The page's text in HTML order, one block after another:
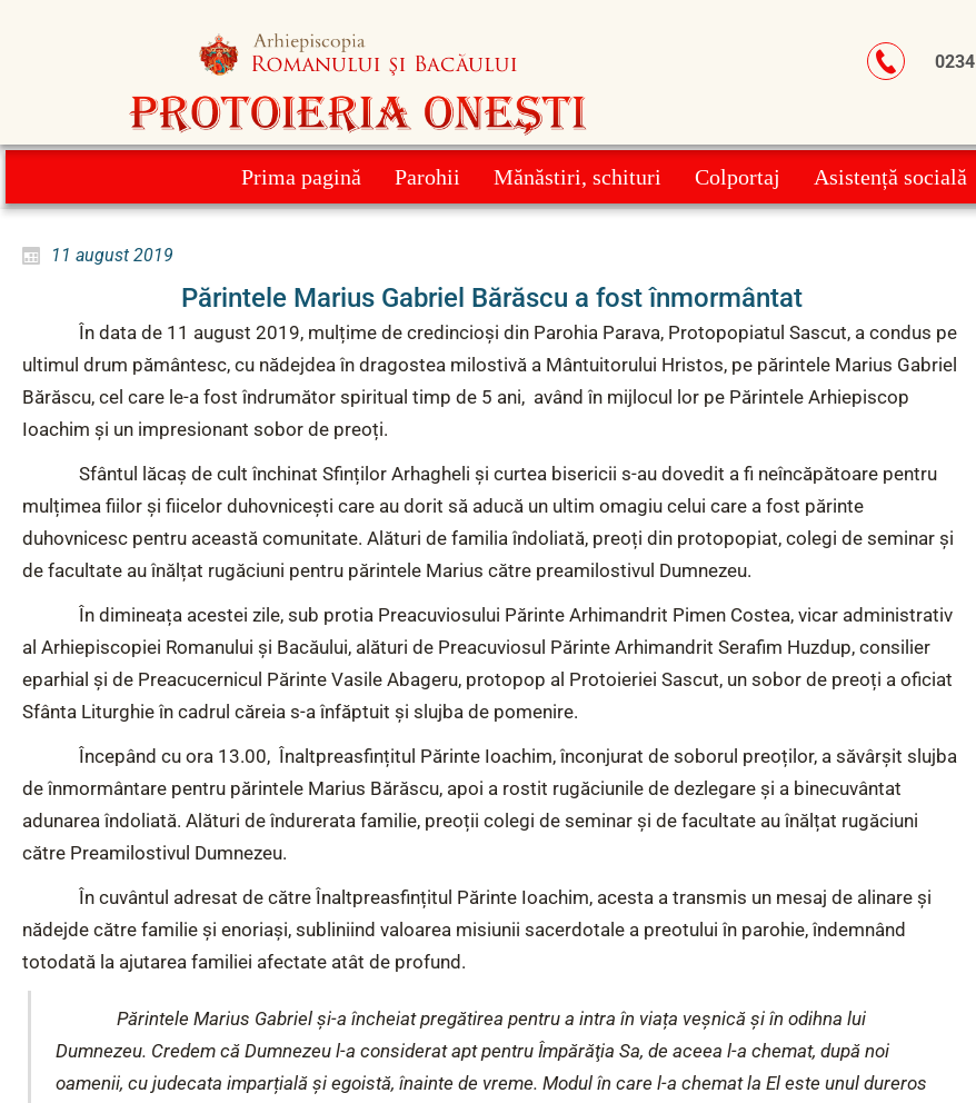
0234
Prima pagină Parohii Mănăstiri, schituri Colportaj Asistență socială
11 august 2019
Părintele Marius Gabriel Bărăscu a fost înmormântat
În data de 11 august 2019, mulțime de credincioși din Parohia Parava, Protopopiatul Sascut, a condus pe
ultimul drum pământesc, cu nădejdea în dragostea milostivă a Mântuitorului Hristos, pe părintele Marius Gabriel
Bărăscu, cel care le-a fost îndrumător spiritual timp de 5 ani, având în mijlocul lor pe Părintele Arhiepiscop
Ioachim și un impresionant sobor de preoți.
Sfântul lăcaș de cult închinat Sfinților Arhagheli și curtea bisericii s-au dovedit a fi neîncăpătoare pentru
mulțimea fiilor și fiicelor duhovnicești care au dorit să aducă un ultim omagiu celui care a fost părinte
duhovnicesc pentru această comunitate. Alături de familia îndoliată, preoți din protopopiat, colegi de seminar și
de facultate au înălțat rugăciuni pentru părintele Marius către preamilostivul Dumnezeu.
În dimineața acestei zile, sub protia Preacuviosului Părinte Arhimandrit Pimen Costea, vicar administrativ
al Arhiepiscopiei Romanului și Bacăului, alături de Preacuviosul Părinte Arhimandrit Serafim Huzdup, consilier
eparhial și de Preacucernicul Părinte Vasile Abageru, protopop al Protoieriei Sascut, un sobor de preoți a oficiat
Sfânta Liturghie în cadrul căreia s-a înfăptuit și slujba de pomenire.
Începând cu ora 13.00, Înaltpreasfințitul Părinte Ioachim, înconjurat de soborul preoților, a săvârșit slujba
de înmormântare pentru părintele Marius Bărăscu, apoi a rostit rugăciunile de dezlegare și a binecuvântat
adunarea îndoliată. Alături de îndurerata familie, preoții colegi de seminar și de facultate au înălțat rugăciuni
către Preamilostivul Dumnezeu.
În cuvântul adresat de către Înaltpreasfințitul Părinte Ioachim, acesta a transmis un mesaj de alinare și
nădejde către familie și enoriași, subliniind valoarea misiunii sacerdotale a preotului în parohie, îndemnând
totodată la ajutarea familiei afectate atât de profund.
Părintele Marius Gabriel și-a încheiat pregătirea pentru a intra în viața veșnică și în odihna lui
Dumnezeu. Credem că Dumnezeu l-a considerat apt pentru Împărăţia Sa, de aceea l-a chemat, după noi
oamenii, cu judecata imparțială și egoistă, înainte de vreme.​ Modul în care l-a chemat la El este unul dureros